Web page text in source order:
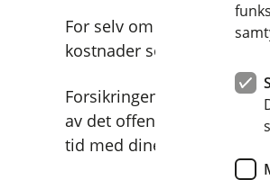
For selv om helsevesenet
kostnader som ikke
Forsikringen kan for
av det offentlige eller til å
tid med dine nærmeste?